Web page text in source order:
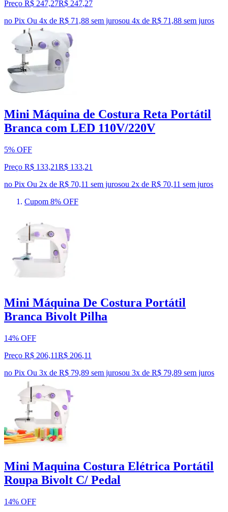
Preço R$ 247,27R$ 247,27
no Pix Ou 4x de R$ 71,88 sem jurosou 4x de R$ 71,88 sem juros
Mini Máquina de Costura Reta Portátil
Branca com LED 110V/220V
5% OFF
Preço R$ 133,21R$ 133,21
no Pix Ou 2x de R$ 70,11 sem jurosou 2x de R$ 70,11 sem juros
Cupom 8% OFF
Mini Máquina De Costura Portátil
Branca Bivolt Pilha
14% OFF
Preço R$ 206,11R$ 206,11
no Pix Ou 3x de R$ 79,89 sem jurosou 3x de R$ 79,89 sem juros
Mini Maquina Costura Elétrica Portátil
Roupa Bivolt C/ Pedal
14% OFF